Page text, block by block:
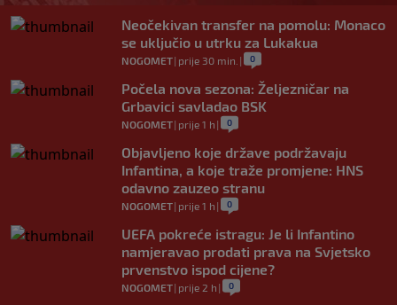
Neočekivan transfer na pomolu: Monaco
se uključio u utrku za Lukakua
NOGOMET| prije 30 min. | 0
Počela nova sezona: Željezničar na
Grbavici savladao BSK
NOGOMET| prije 1 h | 0
Objavljeno koje države podržavaju
Infantina, a koje traže promjene: HNS
odavno zauzeo stranu
NOGOMET| prije 1 h | 0
UEFA pokreće istragu: Je li Infantino
namjeravao prodati prava na Svjetsko
prvenstvo ispod cijene?
NOGOMET| prije 2 h | 0